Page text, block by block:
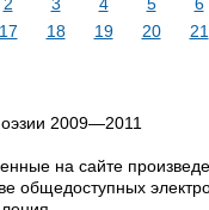
17 18 19 20 21
2009—2011
на сайте
общедоступных